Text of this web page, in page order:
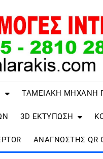
ΤΑΜΕΙΑΚΗ ΜΗΧΑΝΗ
3D ΕΚΤΥΠΩΣΗ
ΑΝΑΓΝΏΣΤΗΣ QR